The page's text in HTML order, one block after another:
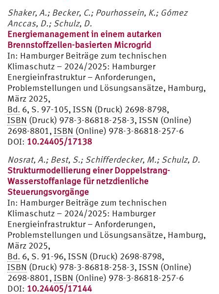
Shaker, A.; Becker, C.; Pourhossein, K.; Gómez
Anccas, D.; Schulz, D.
Energiemanagement in einem autarken
Brennstoffzellen-basierten Microgrid
In: Hamburger Beiträge zum technischen
Klimaschutz – 2024/2025: Hamburger
Energieinfrastruktur – Anforderungen,
Problemstellungen und Lösungsansätze, Hamburg,
März 2025,
Bd. 6, S. 97-105, ISSN (Druck) 2698-8798,
ISBN (Druck) 978-3-86818-258-3, ISSN (Online)
2698-8801, ISBN (Online) 978-3-86818-257-6
DOI: 10.24405/17138
Nosrat, A.; Best, S.; Schifferdecker, M.; Schulz, D.
Strukturmodellierung einer Doppelstrang-
Wasserstoffanlage für netzdienliche
Steuerungsvorgänge
In: Hamburger Beiträge zum technischen
Klimaschutz – 2024/2025: Hamburger
Energieinfrastruktur – Anforderungen,
Problemstellungen und Lösungsansätze, Hamburg,
März 2025,
Bd. 6, S. 91-96, ISSN (Druck) 2698-8798,
ISBN (Druck) 978-3-86818-258-3, ISSN (Online)
2698-8801, ISBN (Online) 978-3-86818-257-6
DOI: 10.24405/17144